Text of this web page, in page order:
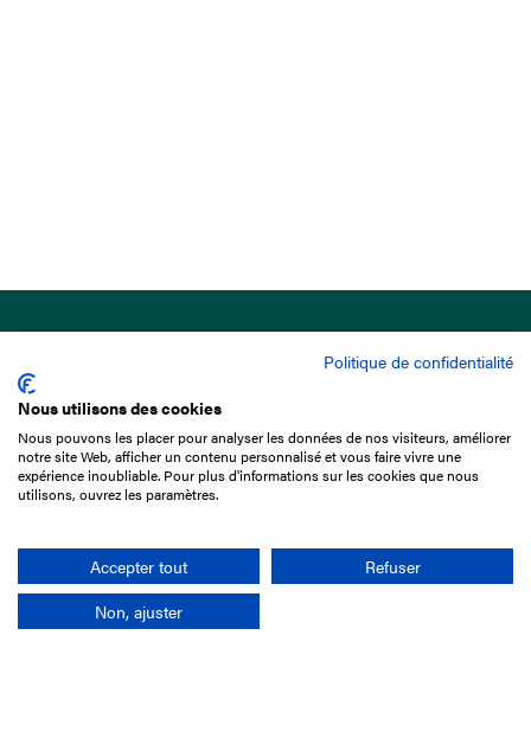
15 Boulevard de Douaumont
75017 Paris
01 49 10 20 29
Rechercher
Politique de confidentialité
Nous utilisons des cookies
Nous pouvons les placer pour analyser les données de nos visiteurs, améliorer
notre site Web, afficher un contenu personnalisé et vous faire vivre une
expérience inoubliable. Pour plus d'informations sur les cookies que nous
utilisons, ouvrez les paramètres.
Accepter tout
Refuser
Non, ajuster